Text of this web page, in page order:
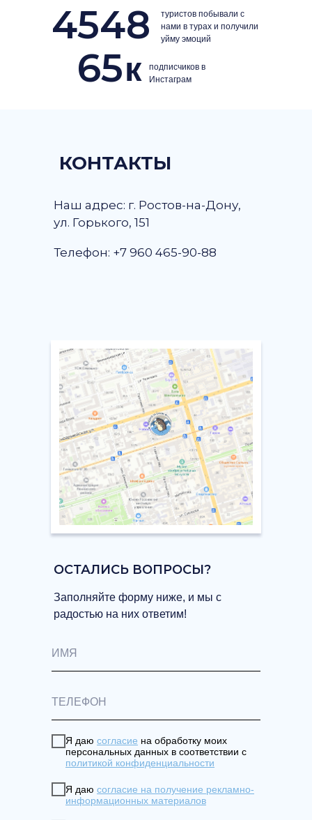
туристов побывали с
нами в турах и получили
уйму эмоций
4548
подписчиков в
Инстаграм
к
65
Наш адрес: г. Ростов-на-Дону,
ул. Горького, 151
Телефон: +7 960 465-90-88
Заполняйте форму ниже, и мы с
радостью на них ответим!
ОСТАЛИСЬ ВОПРОСЫ?
Я даю согласие на обработку моих
персональных данных в соответствии с
политикой конфиденциальности
Я даю согласие на получение рекламно-
информационных материалов
КОНТАКТЫ